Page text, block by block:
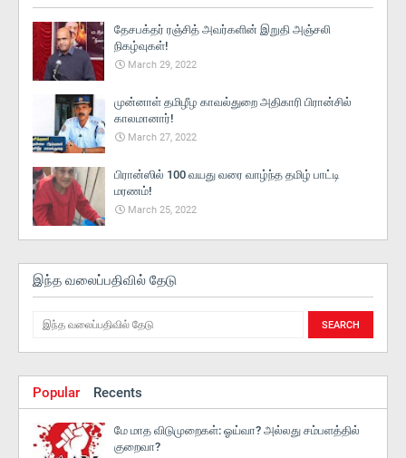
தேசபக்தர் ரஞ்சித் அவர்களின் இறுதி அஞ்சலி
நிகழ்வுகள்!
March 29, 2022
முன்னாள் தமிழீழ காவல்துறை அதிகாரி பிரான்சில்
காலமானார்!
March 27, 2022
பிரான்ஸில் 100 வயது வரை வாழ்ந்த தமிழ் பாட்டி
மரணம்!
March 25, 2022
இந்த வலைப்பதிவில் தேடு
Popular Recents
மே மாத விடுமுறைகள்: ஓய்வா? அல்லது சம்பளத்தில்
குறைவா?